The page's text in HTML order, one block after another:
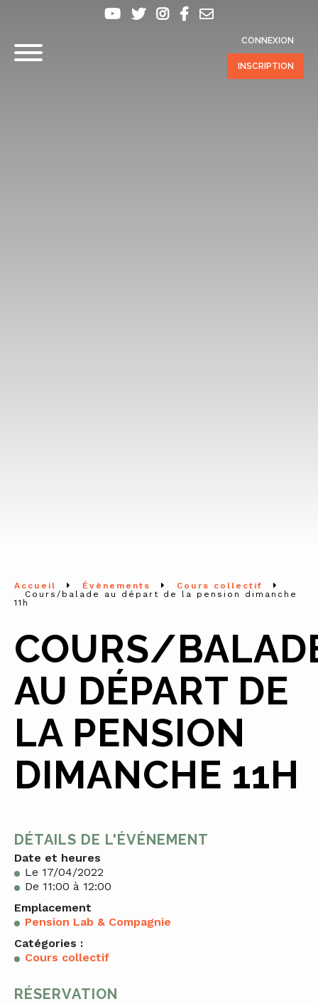
CONNEXION
INSCRIPTION
Accueil Évènements
Cours collectif
Cours/balade au départ de la pension dimanche
11h
COURS/
AU DÉPART DE
LA PENSION
DIMANCHE 11H
DÉTAILS DE L'ÉVÉNEMENT
Date et heures
Le 17/04/2022
De 11:00 à 12:00
Emplacement
Pension Lab & Compagnie
Catégories :
Cours collectif
RÉSERVATION